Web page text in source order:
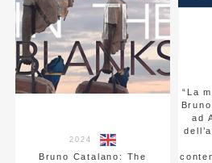
2024
Bruno Catalano: The
“La
ad